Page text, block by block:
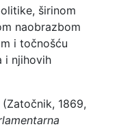
širinom
naobrazbom
i točnošću
i njihovih
(Zatočnik, 1869,